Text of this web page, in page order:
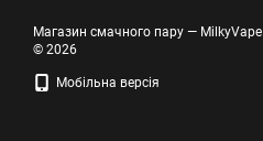
Магазин смачного пару — MilkyVape
© 2026
Мобільна версія